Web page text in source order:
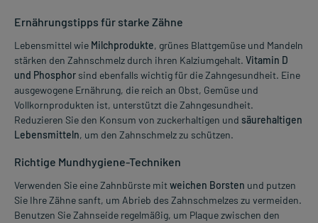
Ernährungstipps für starke Zähne
Lebensmittel wie Milchprodukte, grünes Blattgemüse und Mandeln
stärken den Zahnschmelz durch ihren Kalziumgehalt. Vitamin D
und Phosphor sind ebenfalls wichtig für die Zahngesundheit. Eine
ausgewogene Ernährung, die reich an Obst, Gemüse und
Vollkornprodukten ist, unterstützt die Zahngesundheit.
Reduzieren Sie den Konsum von zuckerhaltigen und säurehaltigen
Lebensmitteln, um den Zahnschmelz zu schützen.
Richtige Mundhygiene-Techniken
Verwenden Sie eine Zahnbürste mitweichen Borsten und putzen
Sie Ihre Zähne sanft, um Abrieb des Zahnschmelzes zu vermeiden.
Benutzen Sie Zahnseide regelmäßig, um Plaque zwischen den